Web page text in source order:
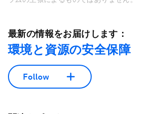
最新の情報をお届けします：
環境と資源の安全保障
Follow